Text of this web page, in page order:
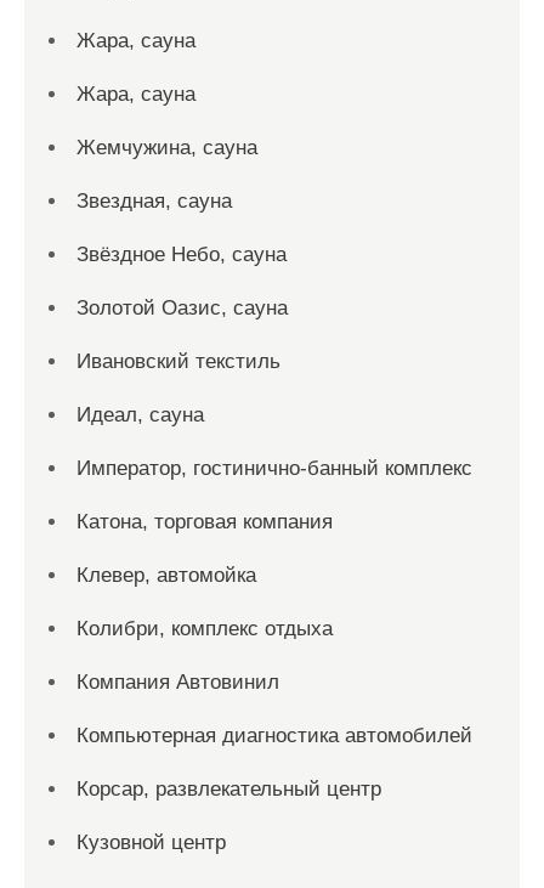
Жара, сауна
Жара, сауна
Жемчужина, сауна
Звездная, сауна
Звёздное Небо, сауна
Золотой Оазис, сауна
Ивановский текстиль
Идеал, сауна
Император, гостинично-банный комплекс
Катона, торговая компания
Клевер, автомойка
Колибри, комплекс отдыха
Компания Автовинил
Компьютерная диагностика автомобилей
Корсар, развлекательный центр
Кузовной центр